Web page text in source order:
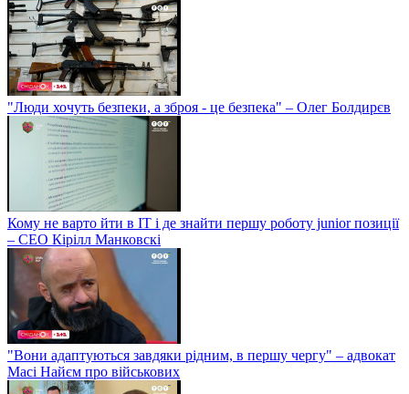
"Люди хочуть безпеки, а зброя - це безпека" – Олег Болдирєв
Кому не варто йти в IT і де знайти першу роботу junior позиції
– СЕО Кірілл Манковскі
"Вони адаптуються завдяки рідним, в першу чергу" – адвокат
Масі Найєм про військових